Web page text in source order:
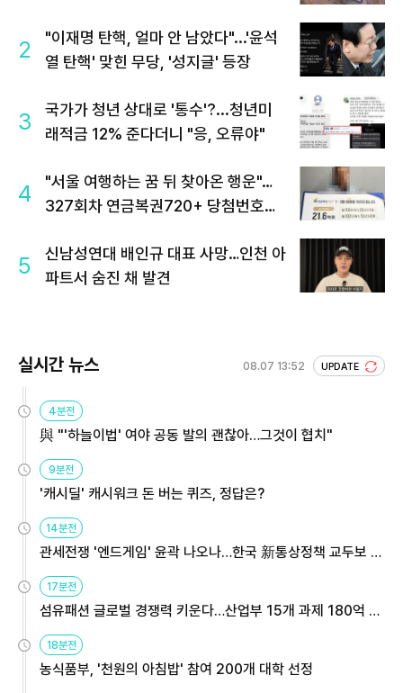
2
"이재명 탄핵, 얼마 안 남았다"...'윤석
열 탄핵' 맞힌 무당, '성지글' 등장
3
국가가 청년 상대로 '통수'?...청년미
래적금 12% 준다더니 "응, 오류야"
4
"서울 여행하는 꿈 뒤 찾아온 행운"…
327회차 연금복권720+ 당첨번호조
5
신남성연대 배인규 대표 사망…인천 아
파트서 숨진 채 발견
실시간 뉴스 08.07 13:52 UPDATE
4분전
與 "'하늘이법' 여야 공동 발의 괜찮아…그것이 협치"
9분전
'캐시딜' 캐시워크 돈 버는 퀴즈, 정답은?
14분전
관세전쟁 '엔드게임' 윤곽 나오나…한국 新통상정책 교두보 활
용해야
17분전
섬유패션 글로벌 경쟁력 키운다…산업부 15개 과제 180억 지
원
18분전
농식품부, '천원의 아침밥' 참여 200개 대학 선정